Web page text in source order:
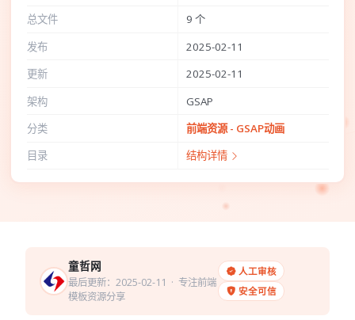
总文件
9 个
发布
2025-02-11
更新
2025-02-11
架构
GSAP
分类
前端资源 - GSAP动画
目录
结构详情
童哲网
最后更新：2025-02-11 · 专注前端
模板资源分享
人工审核
安全可信